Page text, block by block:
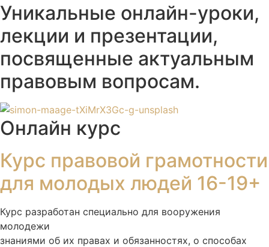
Уникальные онлайн-уроки,
лекции и презентации,
посвященные актуальным
правовым вопросам.
Онлайн курс
Курс правовой грамотности
для молодых людей 16-19+
Курс разработан специально для вооружения
молодежи
знаниями об их правах и обязанностях, о способах